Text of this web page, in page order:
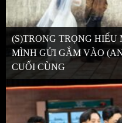
(S)TRONG TRỌNG
MÌNH GỬI GẮM VÀO
CUỐI CÙNG